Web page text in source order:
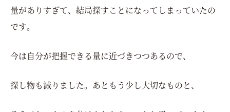
量がありすぎて、結局探すことになってしまっていたの
です。
今は自分が把握できる量に近づきつつあるので、
探し物も減りました。あともう少し大切なものと、